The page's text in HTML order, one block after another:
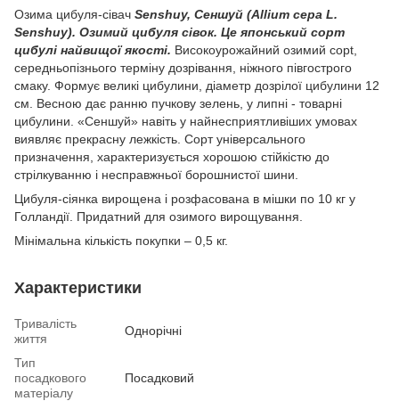
Озима цибуля-сівач Senshuy, Сеншуй (Allium cepa L.
Senshuy). Озимий цибуля сівок. Це японський сорт
цибулі найвищої якості. Високоурожайний озимий copt,
середньопізнього терміну дозрівання, ніжного півгострого
смаку. Формує великі цибулини, діаметр дозрілої цибулини 12
см. Весною дає ранню пучкову зелень, у липні - товарні
цибулини. «Ceншуй» навіть у найнесприятливіших умовах
виявляє прекрасну лежкість. Сорт універсального
призначення, характеризується хорошою стійкістю до
стрілкуванню і несправжньої борошнистої шини.
Цибуля-сіянка вирощена і розфасована в мішки по 10 кг у
Голландії. Придатний для озимого вирощування.
Мінімальна кількість покупки – 0,5 кг.
Характеристики
Тривалість
життя
Однорічні
Тип
посадкового
матеріалу
Посадковий